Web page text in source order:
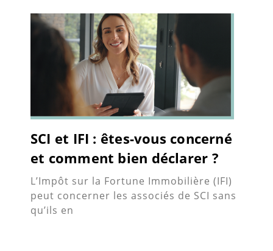
SCI et IFI : êtes-vous concerné
et comment bien déclarer ?
L’Impôt sur la Fortune Immobilière (IFI)
peut concerner les associés de SCI sans
qu’ils en